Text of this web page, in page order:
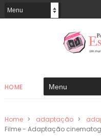
HOME
Home > adaptação >
Filme - Adaptação